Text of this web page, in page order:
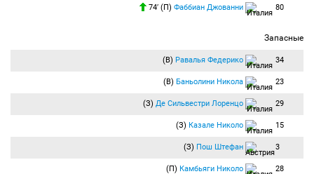
74′ (П) Фаббиан Джованни 80
Запасные
(В) Равалья Федерико 34
(В) Баньолини Никола 23
(З) Де Сильвестри Лоренцо 29
(З) Казале Николо 15
(З) Пош Штефан 3
(П) Камбьяги Николо 28